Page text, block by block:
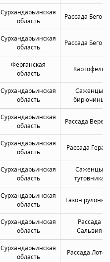
Сурхандарьинская
область
Рассада
Сурхандарьинская
область
Рассада
Ферганская
область
Картофель
Сурхандарьинская
область
Саженцы
бирючины
Сурхандарьинская
область
Рассада
Сурхандарьинская
область
Рассада
Сурхандарьинская
область
Саженцы
тутовника
Сурхандарьинская
область
Газон
Сурхандарьинская
область
Рассада
Сальвия
Сурхандарьинская
область
Рассада